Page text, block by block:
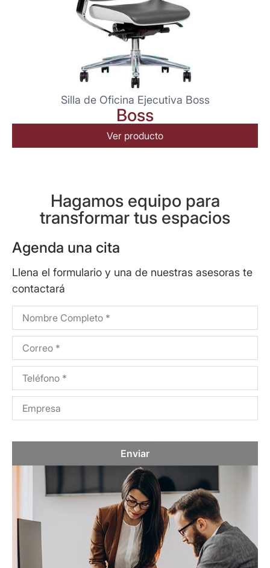
Silla de Oficina Ejecutiva Boss
Boss
Ver producto
Hagamos equipo para
transformar tus espacios
Agenda una cita
Llena el formulario y una de nuestras asesoras te
contactará
Enviar